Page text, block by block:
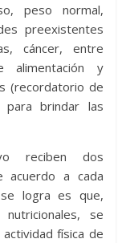
peso normal,
preexistentes
cáncer, entre
alimentación y
(recordatorio de
para brindar las
reciben dos
acuerdo a cada
logra es que,
se
física de